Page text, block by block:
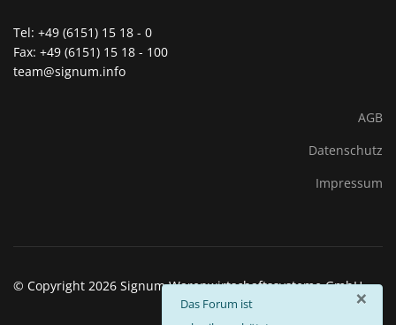
×
info
Das Forum ist
Tel: +49 (6151) 15 18 - 0
Fax: +49 (6151) 15 18 - 100
team@signum.info
AGB
Datenschutz
Impressum
© Copyright 2026 Signum Warenwirtschaftssysteme GmbH